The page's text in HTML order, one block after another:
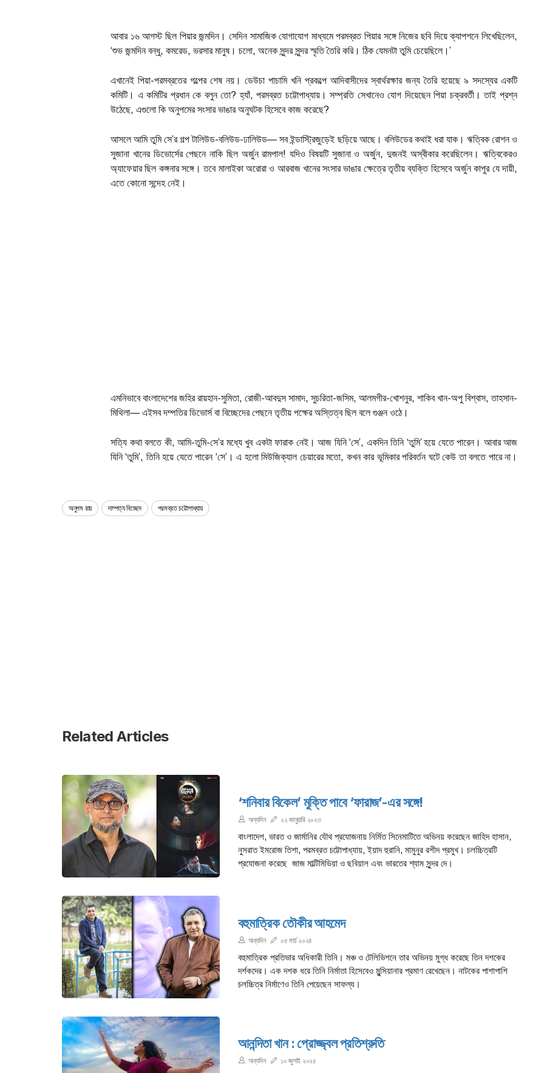
আবার ১৬ আগস্ট ছিল পিয়ার জন্মদিন। সেদিন সামাজিক যোগাযোগ মাধ্যমে পরমব্রত পিয়ার সঙ্গে নিজের ছবি দিয়ে ক্যাপশনে লিখেছিলেন,
‘শুভ জন্মদিন বন্ধু, কমরেড, ভরসার মানুষ। চলো, অনেক সুন্দর সুন্দর স্মৃতি তৈরি করি। ঠিক যেমনটা তুমি চেয়েছিলে।’
এখানেই পিয়া-পরমব্রতের গল্পের শেষ নয়। ডেউচা পাচামি খনি প্রকল্পে আদিবাসীদের স্বার্থরক্ষার জন্য তৈরি হয়েছে ৯ সদস্যের একটি
কমিটি। এ কমিটির প্রধান কে বলুন তো? হ্যাঁ, পরমব্রত চট্টোপাধ্যায়। সম্প্রতি সেখানেও যোগ দিয়েছেন পিয়া চক্রবর্তী। তাই প্রশ্ন
উঠেছে, এগুলো কি অনুপমের সংসার ভাঙার অনুঘটক হিসেবে কাজ করেছে?
আসলে আমি তুমি সে’র গল্প টালিউড-বলিউড-ঢালিউড— সব ইন্ডাস্ট্রিজুড়েই ছড়িয়ে আছে। বলিউডের কথাই ধরা যাক। ঋত্বিক রোশন ও
সুজানা খানের ডিভোর্সের পেছনে নাকি ছিল অর্জুন রামপাল! যদিও বিষয়টি সুজানা ও অর্জুন, দুজনই অস্বীকার করেছিলেন। ঋত্বিকেরও
অ্যাফেয়ার ছিল কঙ্গনার সঙ্গে। তবে মালাইকা অরোরা ও আরবাজ খানের সংসার ভাঙার ক্ষেত্রে তৃতীয় ব্যক্তি হিসেবে অর্জুন কাপুর যে দায়ী,
এতে কোনো সন্দেহ নেই।
এমনিভাবে বাংলাদেশের জহির রায়হান-সুমিতা, রোজী-আবদুস সামাদ, সুচরিতা-জসিম, আলমগীর-খোশনুর, শাকিব খান-অপু বিশ্বাস, তাহসান-
মিথিলা— এইসব দম্পতির ডিভোর্স বা বিচ্ছেদের পেছনে তৃতীয় পক্ষের অস্তিত্ব ছিল বলে গুঞ্জন ওঠে।
সত্যি কথা বলতে কী, আমি-তুমি-সে’র মধ্যে খুব একটা ফারাক নেই। আজ যিনি ‘সে’, একদিন তিনি ‘তুমি’ হয়ে যেতে পারেন। আবার আজ
যিনি ‘তুমি’, তিনি হয়ে যেতে পারেন ‘সে’। এ হলো মিউজিক্যাল চেয়ারের মতো, কখন কার ভূমিকার পরিবর্তন ঘটে কেউ তা বলতে পারে না।
অনুপম রায় দাম্পত্য বিচ্ছেদ পরমব্রত চট্টোপাধ্যায়
Related Articles
‘শনিবার বিকেল’ মুক্তি পাবে ‘ফারাজ’-এর সঙ্গে!
অন্যদিন ২২ জানুয়ারি ২০২৩
বাংলাদেশ, ভারত ও জার্মানির যৌথ প্রযোজনায় নির্মিত সিনেমাটিতে অভিনয় করেছেন জাহিদ হাসান,
নুসরাত ইমরোজ তিশা, পরমব্রত চট্টোপাধ্যায়, ইয়াদ হুরানি, মামুনুর রশীদ প্রমুখ। চলচ্চিত্রটি
প্রযোজনা করেছে জাজ মাল্টিমিডিয়া ও ছবিয়াল এবং ভারতের শ্যাম সুন্দর দে।
বহুমাত্রিক তৌকীর আহমেদ
অন্যদিন ০৫ মার্চ ২০২৪
বহুমাত্রিক প্রতিভার অধিকারী তিনি। মঞ্চ ও টেলিভিশনে তার অভিনয় মুগ্ধ করেছে তিন দশকের
দর্শকদের। এক দশক ধরে তিনি নির্মাতা হিসেবেও মুন্সিয়ানার প্রমাণ রেখেছেন। নাটকের পাশাপাশি
চলচ্চিত্র নির্মাণেও তিনি পেয়েছেন সাফল্য।
আনন্দিতা খান : প্রোজ্জ্বল প্রতিশ্রুতি
অন্যদিন ১০ জুলাই ২০২৫